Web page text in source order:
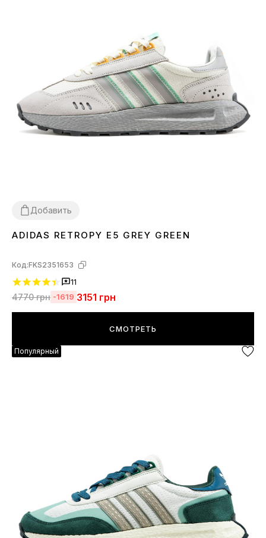
Добавить
40
ADIDAS RETROPY E5 GREY GREEN
Код:FKS2351653
11
4770грн -1619 3151 грн
СМОТРЕТЬ
Популярный